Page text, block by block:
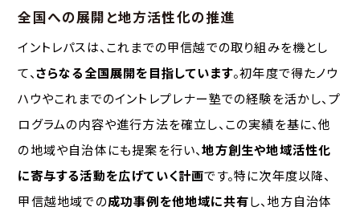
全国への展開と地方活性化の推進
イントレパスは、これまでの甲信越での取り組みを機とし
て、さらなる全国展開を目指しています。初年度で得たノウ
ハウやこれまでのイントレプレナー塾での経験を活かし、プ
ログラムの内容や進行方法を確立し、この実績を基に、他
の地域や自治体にも提案を行い、地方創生や地域活性化
に寄与する活動を広げていく計画です。特に次年度以降、
甲信越地域での成功事例を他地域に共有し、地方自治体